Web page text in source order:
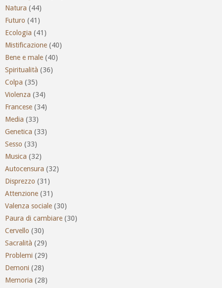
Natura (44)
Futuro (41)
Ecologia (41)
Mistificazione (40)
Bene e male (40)
Spiritualità (36)
Colpa (35)
Violenza (34)
Francese (34)
Media (33)
Genetica (33)
Sesso (33)
Musica (32)
Autocensura (32)
Disprezzo (31)
Attenzione (31)
Valenza sociale (30)
Paura di cambiare (30)
Cervello (30)
Sacralità (29)
Problemi (29)
Demoni (28)
Memoria (28)